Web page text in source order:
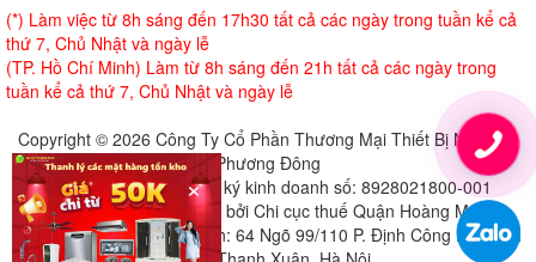
(*) Làm việc từ 8h sáng đến 17h30 tất cả các ngày trong tuần kể cả
thứ 7, Chủ Nhật và ngày lễ
(TP. Hồ Chí Minh) Làm từ 8h sáng đến 21h tất cả các ngày trong
tuần kể cả thứ 7, Chủ Nhật và ngày lễ
Copyright © 2026 Công Ty Cổ Phần Thương Mại Thiết Bị Nội Thất
Phương Đông
Giấy chứng nhận đăng ký kinh doanh số: 8928021800-001
Cấp ngày 18-07-2018 bởi Chi cục thuế Quận Hoàng Mai
Địa chỉ đăng ký trụ sở chính: 64 Ngõ 99/110 P. Định Công Hạ, Định
×